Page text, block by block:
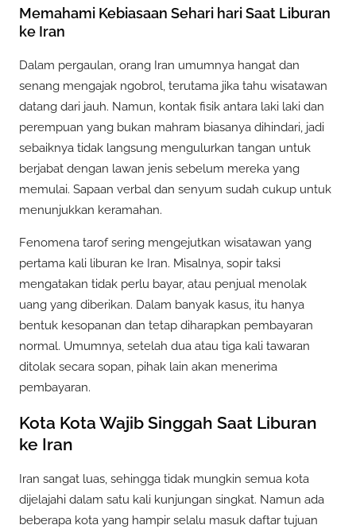
Memahami Kebiasaan Sehari hari Saat Liburan
ke Iran
Dalam pergaulan, orang Iran umumnya hangat dan
senang mengajak ngobrol, terutama jika tahu wisatawan
datang dari jauh. Namun, kontak fisik antara laki laki dan
perempuan yang bukan mahram biasanya dihindari, jadi
sebaiknya tidak langsung mengulurkan tangan untuk
berjabat dengan lawan jenis sebelum mereka yang
memulai. Sapaan verbal dan senyum sudah cukup untuk
menunjukkan keramahan.
Fenomena tarof sering mengejutkan wisatawan yang
pertama kali liburan ke Iran. Misalnya, sopir taksi
mengatakan tidak perlu bayar, atau penjual menolak
uang yang diberikan. Dalam banyak kasus, itu hanya
bentuk kesopanan dan tetap diharapkan pembayaran
normal. Umumnya, setelah dua atau tiga kali tawaran
ditolak secara sopan, pihak lain akan menerima
pembayaran.
Kota Kota Wajib Singgah Saat Liburan
ke Iran
Iran sangat luas, sehingga tidak mungkin semua kota
dijelajahi dalam satu kali kunjungan singkat. Namun ada
beberapa kota yang hampir selalu masuk daftar tujuan